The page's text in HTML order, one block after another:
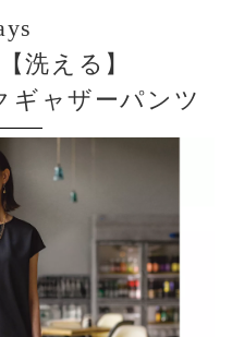
洗える】
ギャザーパンツ